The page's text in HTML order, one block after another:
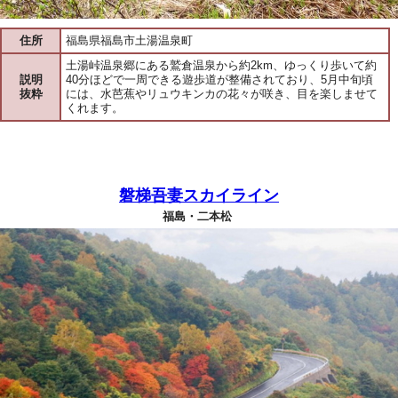
住所 福島県福島市土湯温泉町
説明
抜粋
土湯峠温泉郷にある鷲倉温泉から約2km、ゆっくり歩いて約
40分ほどで一周できる遊歩道が整備されており、5月中旬頃
には、水芭蕉やリュウキンカの花々が咲き、目を楽しませて
くれます。
磐梯吾妻スカイライン
福島・二本松